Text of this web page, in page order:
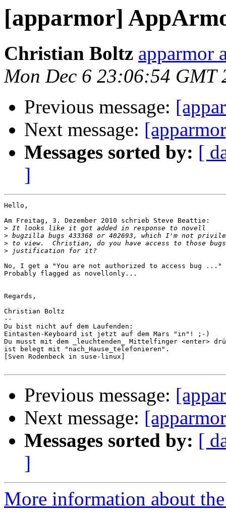
[apparmor]
Christian Boltz apparmor
Mon Dec 6 23:06:54 GMT
Previous message:
Next message:
Messages sorted by: [
]
Hello,
Am Freitag, 3. Dezember 2010 schrieb Steve Beattie:
>
>
>
>
No, I get a "You are not authorized to access bug
Probably flagged as novellonly...
Regards,
Christian Boltz
--
Du bist nicht auf dem Laufenden:
Eintasten-Keyboard ist jetzt auf dem Mars "in"! ;-)
Du musst mit dem _leuchtenden_ Mittelfinger <enter>
ist belegt mit "nach_Hause_telefonieren".
[Sven Rodenbeck in suse-linux]
Previous message:
Next message:
Messages sorted by: [
]
More information about